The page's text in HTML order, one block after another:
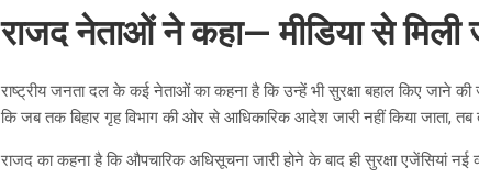
राजद नेताओं ने कहा— मीडिया से मिली
राष्ट्रीय जनता दल के कई नेताओं का कहना है कि उन्हें भी सुरक्षा बहाल किए जाने की
कि जब तक बिहार गृह विभाग की ओर से आधिकारिक आदेश जारी नहीं किया जाता, तब
राजद का कहना है कि औपचारिक अधिसूचना जारी होने के बाद ही सुरक्षा एजेंसियां नई